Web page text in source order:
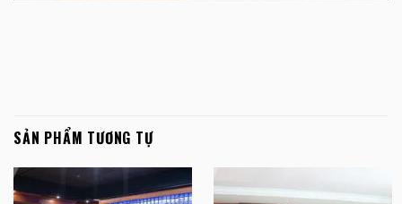
SẢN PHẨM TƯƠNG TỰ